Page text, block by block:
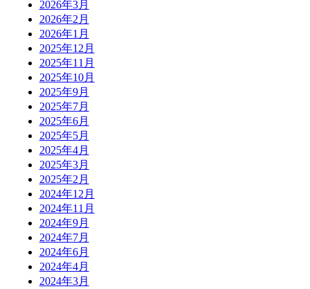
2026年3月
2026年2月
2026年1月
2025年12月
2025年11月
2025年10月
2025年9月
2025年7月
2025年6月
2025年5月
2025年4月
2025年3月
2025年2月
2024年12月
2024年11月
2024年9月
2024年7月
2024年6月
2024年4月
2024年3月